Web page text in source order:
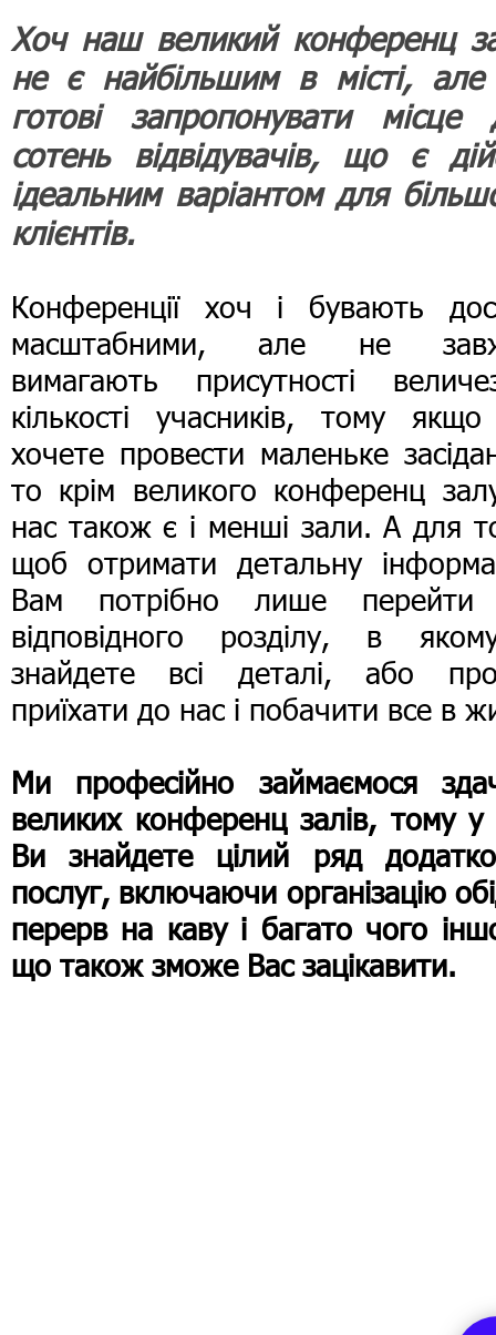
Хоч наш великий конференц
не є найбільшим в місті,
готові запропонувати місце
сотень відвідувачів, що є
ідеальним варіантом для
клієнтів.
Конференції хоч і бувають
масштабними, але не
вимагають присутності
кількості учасників, тому
хочете провести маленьке
то крім великого конференц
нас також є і менші зали. А для
щоб отримати детальну
Вам потрібно лише
відповідного розділу, в
знайдете всі деталі, або
приїхати до нас і побачити все в
Ми професійно займаємося
великих конференц залів, тому у
Ви знайдете цілий ряд
послуг, включаючи організацію
перерв на каву і багато чого
що також зможе Вас зацікавити.